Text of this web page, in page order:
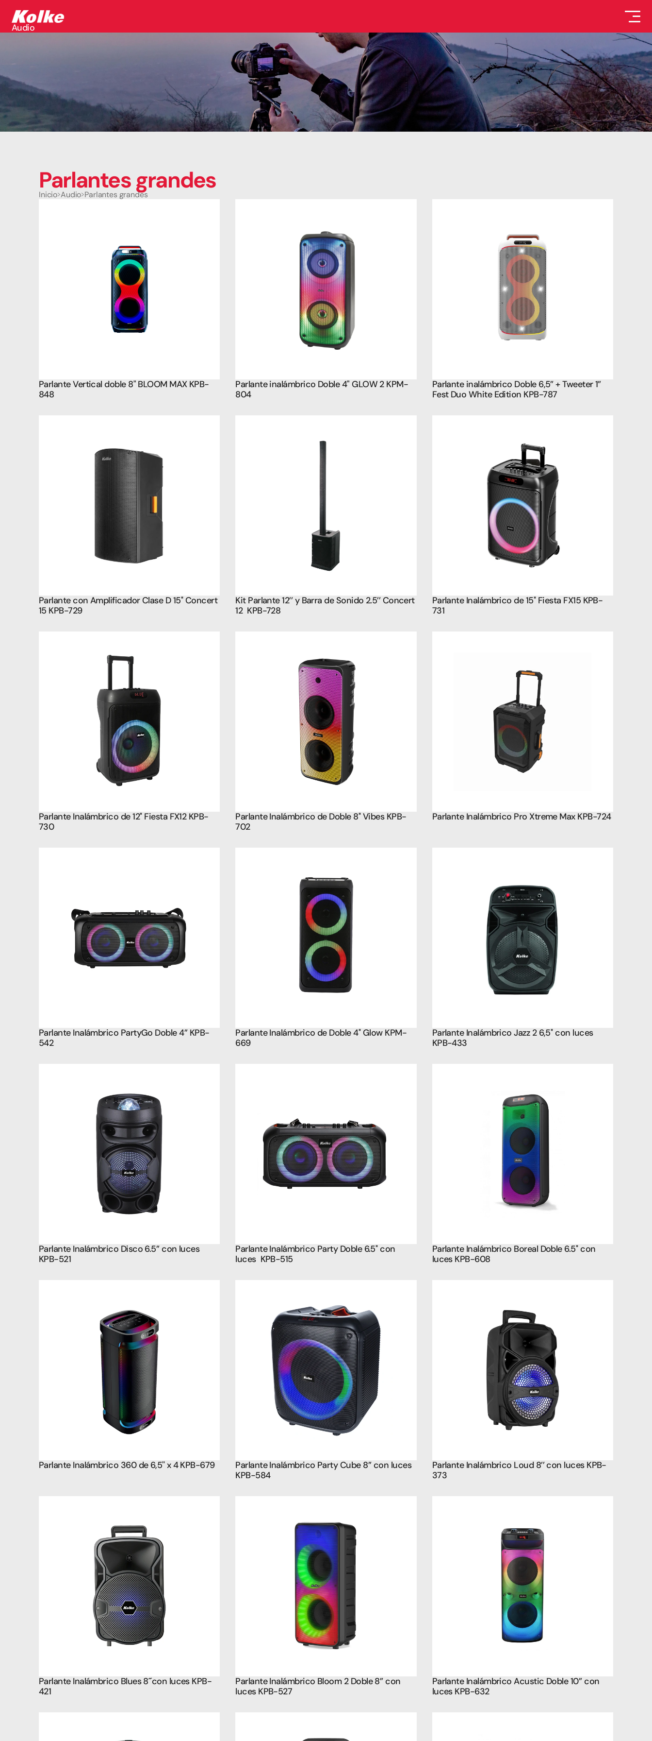
Audio
Conectividad
Gaming
Seguridad
Perifericos
Televisores
Tabletas
Parlantes grandes
Inicio Audio Parlantes grandes
Parlante Vertical doble 8" BLOOM MAX KPB-
848
Parlante inalámbrico Doble 4" GLOW 2 KPM-
804
Parlante inalámbrico Doble 6,5” + Tweeter 1”
Fest Duo White Edition KPB-787
Parlante con Amplificador Clase D 15'' Concert
15 KPB-729
Kit Parlante 12’’ y Barra de Sonido 2.5’’ Concert
12  KPB-728
Parlante Inalámbrico de 15'' Fiesta FX15 KPB-
731
Parlante Inalámbrico de 12'' Fiesta FX12 KPB-
730
Parlante Inalámbrico de Doble 8'' Vibes KPB-
702
Parlante Inalámbrico Pro Xtreme Max KPB-724
Parlante Inalámbrico PartyGo Doble 4’’ KPB-
542
Parlante Inalámbrico de Doble 4'' Glow KPM-
669
Parlante Inalámbrico Jazz 2 6,5'' con luces
KPB-433
Parlante Inalámbrico Disco 6.5’’ con luces
KPB-521
Parlante Inalámbrico Party Doble 6.5'' con
luces  KPB-515
Parlante Inalámbrico Boreal Doble 6.5'' con
luces KPB-608
Parlante Inalámbrico 360 de 6,5'' x 4 KPB-679
Parlante Inalámbrico Party Cube 8’’ con luces
KPB-584
Parlante Inalámbrico Loud 8’’ con luces KPB-
373
Parlante Inalámbrico Blues 8´´con luces KPB-
421
Parlante Inalámbrico Bloom 2 Doble 8’’ con
luces KPB-527
Parlante Inalámbrico Acustic Doble 10’’ con
luces KPB-632